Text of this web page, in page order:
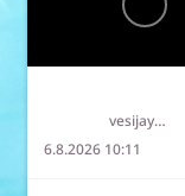
vesijaymparisto
6.8.2026 10:11